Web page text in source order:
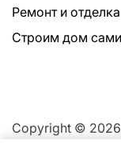
Ремонт и отделка
Строим дом сами
Copyright © 2026